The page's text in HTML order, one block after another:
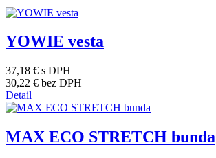
YOWIE vesta
37,18 € s DPH
30,22 € bez DPH
Detail
MAX ECO STRETCH bunda